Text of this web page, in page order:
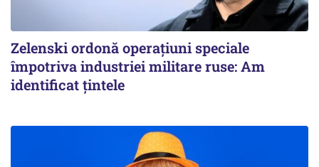
Zelenski ordonă operațiuni speciale
împotriva industriei militare ruse: Am
identificat țintele